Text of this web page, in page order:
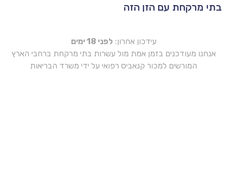
בתי מרקחת עם הזן הזה
עידכון אחרון: לפני 18 ימים
אנחנו מעודכנים בזמן אמת מול עשרות בתי מרקחת ברחבי הארץ
המורשים למכור קנאביס רפואי על ידי משרד הבריאות